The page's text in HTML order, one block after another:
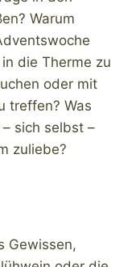
Warum
die Therme zu
oder mit
treffen? Was
sich selbst –
zuliebe?
Gewissen,